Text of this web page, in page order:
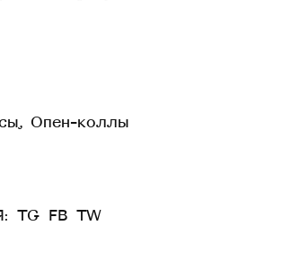
, Опен-коллы
TG FB TW